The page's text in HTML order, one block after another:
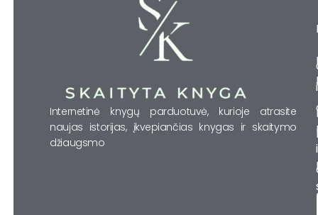
Internetinė knygų parduotuvė, kurioje atrasite
naujas istorijas, įkvepiančias knygas ir skaitymo
džiaugsmo